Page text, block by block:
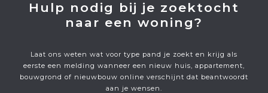
Hulp nodig bij je zoektocht
naar een woning?
Laat ons weten wat voor type pand je zoekt en krijg als
eerste een melding wanneer een nieuw huis, appartement,
bouwgrond of nieuwbouw online verschijnt dat beantwoordt
aan je wensen.